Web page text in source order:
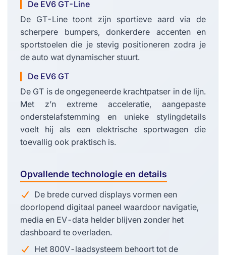
De EV6 GT-Line
De GT-Line toont zijn sportieve aard via de
scherpere bumpers, donkerdere accenten en
sportstoelen die je stevig positioneren zodra je
de auto wat dynamischer stuurt.
De EV6 GT
De GT is de ongegeneerde krachtpatser in de lijn.
Met z’n extreme acceleratie, aangepaste
onderstelafstemming en unieke stylingdetails
voelt hij als een elektrische sportwagen die
toevallig ook praktisch is.
Opvallende technologie en details
De brede curved displays vormen een
doorlopend digitaal paneel waardoor navigatie,
media en EV-data helder blijven zonder het
dashboard te overladen.
Het 800V-laadsysteem behoort tot de